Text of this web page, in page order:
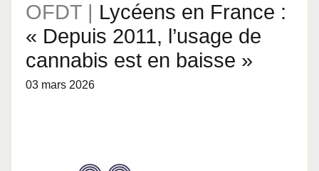
OFDT | Lycéens en France :
« Depuis 2011, l’usage de
cannabis est en baisse »
03 mars 2026